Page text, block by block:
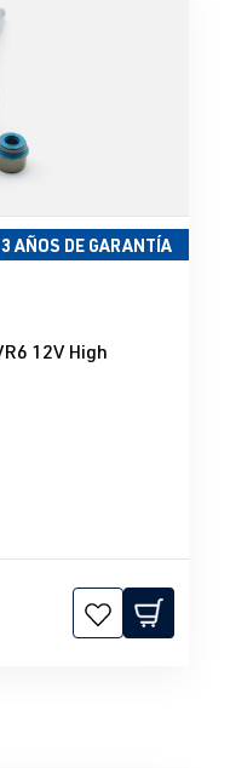
3 AÑOS DE GARANTÍA
12V High